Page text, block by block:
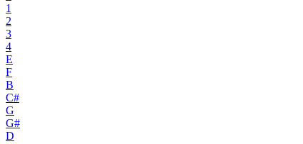
1
2
3
4
E
F
B
C#
G
G#
D